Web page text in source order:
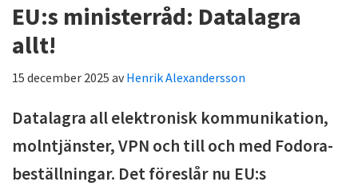
EU:s ministerråd: Datalagra
allt!
15 december 2025 avHenrik Alexandersson
Datalagra all elektronisk kommunikation,
molntjänster, VPN och till och med Fodora-
beställningar. Det föreslår nu EU:s